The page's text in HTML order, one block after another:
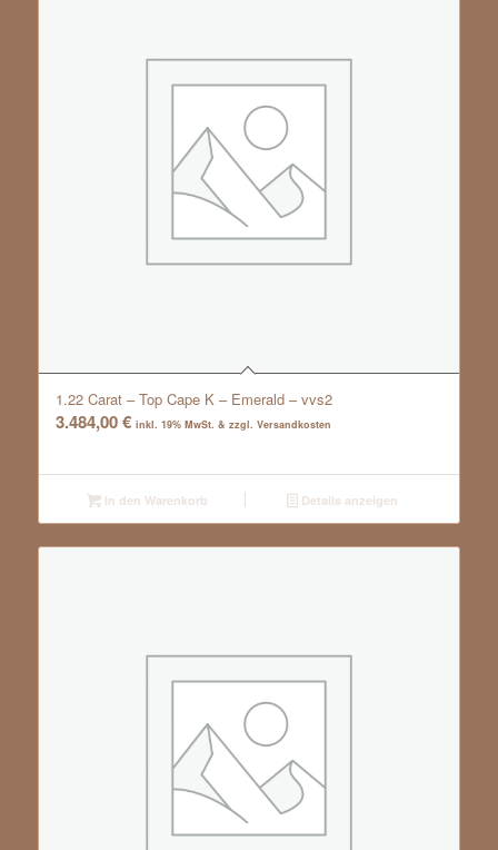
1.22 Carat – Top Cape K – Emerald – vvs2
3.484,00€ inkl. 19% MwSt. & zzgl. Versandkosten
In den Warenkorb Details anzeigen